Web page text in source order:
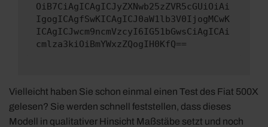
OiB7CiAgICAgICJyZXNwb25zZVR5cGUiOiAi
IgogICAgfSwKICAgICJ0aW1lb3V0IjogMCwK
ICAgICJwcm9ncmVzcyI6IG51bGwsCiAgICAi
cmlza3kiOiBmYWxzZQogIH0KfQ==
Vielleicht haben Sie schon einmal einen Test des Fiat 500X
gelesen? Sie werden schnell feststellen, dass dieses
Modell in qualitativer Hinsicht Maßstäbe setzt und noch